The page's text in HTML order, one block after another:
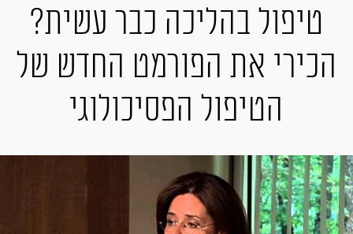
אופנה
ביוטי
סלבס
ערוצים נוספים
המגזין
טיפול בהליכה כבר עשית?
הכירי את הפורמט החדש של
הטיפול הפסיכולוגי